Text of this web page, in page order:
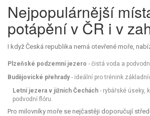
Nejpopulárnější
potápění v ČR i v
I když Česká republika nemá otevřené moře,
Plzeňské podzemní jezero - čistá voda a
Budějovické přehrady - ideální pro trénink
Letní jezera v jižních Čechách - rybářské úseky,
podvodní flóru.
Pro milovníky moře se nejčastěji doporučují